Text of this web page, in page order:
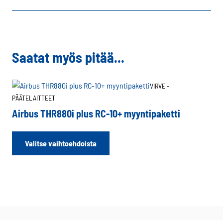
Saatat myös pitää...
VIRVE -
PÄÄTELAITTEET
Airbus THR880i plus RC-10+ myyntipaketti
Valitse vaihtoehdoista